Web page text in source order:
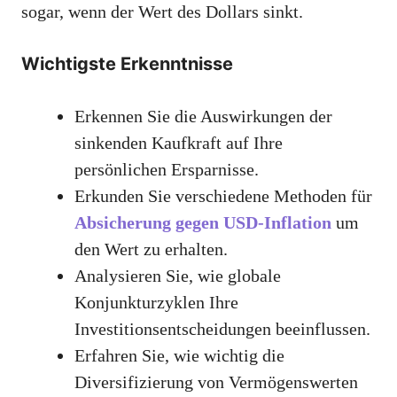
sogar, wenn der Wert des Dollars sinkt.
Wichtigste Erkenntnisse
Erkennen Sie die Auswirkungen der
sinkenden Kaufkraft auf Ihre
persönlichen Ersparnisse.
Erkunden Sie verschiedene Methoden für
Absicherung gegen USD-Inflation um
den Wert zu erhalten.
Analysieren Sie, wie globale
Konjunkturzyklen Ihre
Investitionsentscheidungen beeinflussen.
Erfahren Sie, wie wichtig die
Diversifizierung von Vermögenswerten